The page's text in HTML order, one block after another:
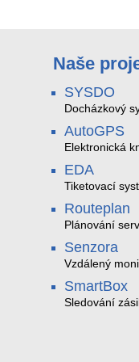
Naše
SYSDO
Docházkový
AutoGPS
Elektronická
EDA
Tiketovací
Routeplan
Plánování
Senzora
Vzdálený
SmartBox
Sledování